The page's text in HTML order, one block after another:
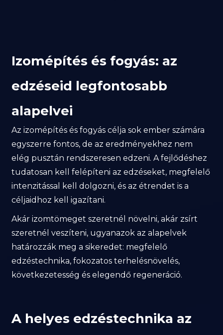
Izomépítés és fogyás: az
edzéseid legfontosabb
alapelvei
Az izomépítés és fogyás célja sok ember számára
egyszerre fontos, de az eredményekhez nem
elég pusztán rendszeresen edzeni. A fejlődéshez
tudatosan kell felépíteni az edzéseket, megfelelő
intenzitással kell dolgozni, és az étrendet is a
céljaidhoz kell igazítani.
Akár izomtömeget szeretnél növelni, akár zsírt
szeretnél veszíteni, ugyanazok az alapelvek
határozzák meg a sikeredet: megfelelő
edzéstechnika, fokozatos terhelésnövelés,
következetesség és elegendő regeneráció.
A helyes edzéstechnika az